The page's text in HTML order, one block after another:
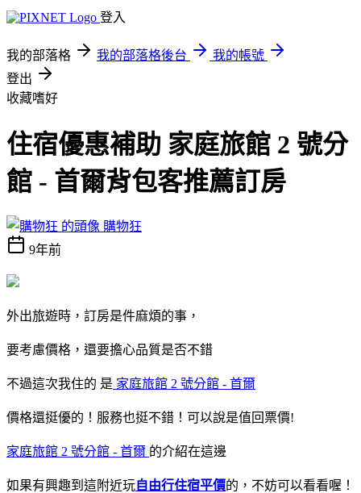
登入
我的部落格 我的部落格後台
我的帳號
登出
收藏嗜好
住宿優惠補助 家庭旅館 2 號分
館 - 首爾背包客推薦訂房
購物狂
9年前
外出旅遊時，訂房是件麻煩的事，
要考慮價格，還要擔心品質是否不錯
不過這次我住的 是 家庭旅館 2 號分館 - 首爾
價格還挺優的！服務也挺不錯！可以說是值回票價!
家庭旅館 2 號分館 - 首爾 的介紹在這邊
如果有興趣到這附近玩自由行住宿平價的，不妨可以看看喔！